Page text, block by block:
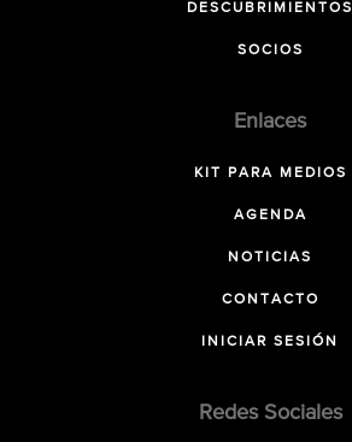
DESCUBRIMIENTOS
SOCIOS
Enlaces
KIT PARA MEDIOS
AGENDA
NOTICIAS
CONTACTO
INICIAR SESIÓN
Redes Sociales